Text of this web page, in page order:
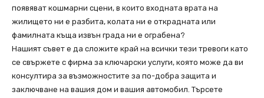
появяват кошмарни сцени, в които входната врата на
жилището ни е разбита, колата ни е открадната или
фамилната къща извън града ни е ограбена?
Нашият съвет е да сложите край на всички тези тревоги като
се свържете с фирма за ключарски услуги, която може да ви
консултира за възможностите за по-добра защита и
заключване на вашия дом и вашия автомобил. Търсете